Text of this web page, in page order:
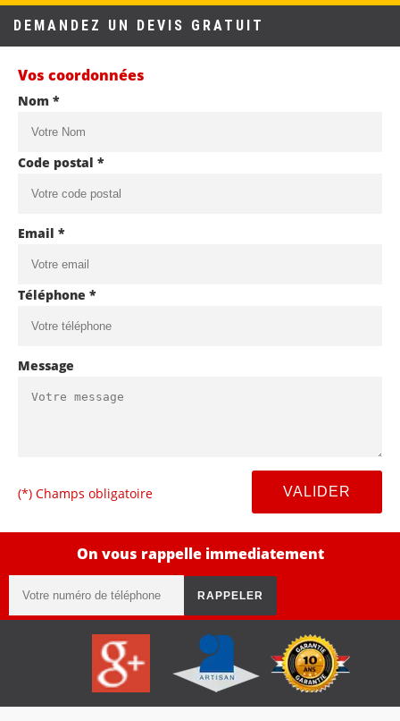
DEMANDEZ UN DEVIS GRATUIT
Vos coordonnées
Nom *
Code postal *
Email *
Téléphone *
Message
(*) Champs obligatoire
On vous rappelle immediatement